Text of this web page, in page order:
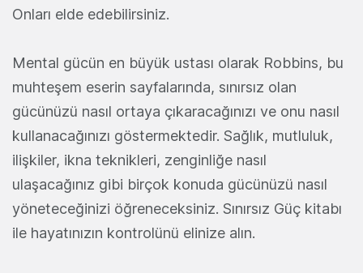
Onları elde edebilirsiniz.
Mental gücün en büyük ustası olarak Robbins, bu
muhteşem eserin sayfalarında, sınırsız olan
gücünüzü nasıl ortaya çıkaracağınızı ve onu nasıl
kullanacağınızı göstermektedir. Sağlık, mutluluk,
ilişkiler, ikna teknikleri, zenginliğe nasıl
ulaşacağınız gibi birçok konuda gücünüzü nasıl
yöneteceğinizi öğreneceksiniz. Sınırsız Güç kitabı
ile hayatınızın kontrolünü elinize alın.